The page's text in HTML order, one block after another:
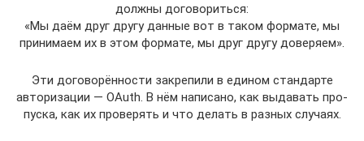
долж­ны договориться:
«Мы даём друг дру­гу дан­ные вот в таком фор­ма­те, мы
при­ни­ма­ем их в этом фор­ма­те, мы друг дру­гу доверяем».
Эти дого­во­рён­но­сти закре­пи­ли в еди­ном стан­дар­те
авто­ри­за­ции — OAuth. В нём напи­са­но, как выда­вать про­
пус­ка, как их про­ве­рять и что делать в раз­ных случаях.